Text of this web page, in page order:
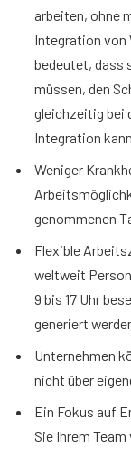
arbeiten, ohne
Integration von
bedeutet, dass
müssen, den
gleichzeitig bei
Integration
Weniger
genommenen
Flexible
weltweit
9 bis 17 Uhr
generiert
Unternehmen
nicht über
Ein Fokus auf
Sie Ihrem